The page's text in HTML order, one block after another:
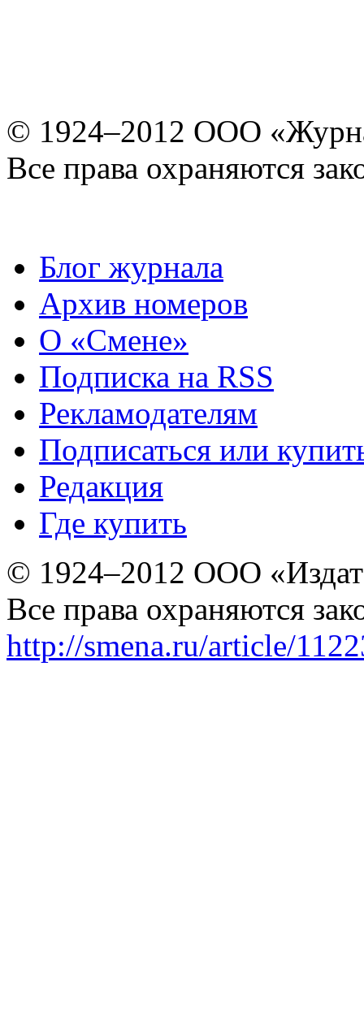
© 1924–2012 ООО
Все права охраняются
Блог журнала
Архив номеров
О «Смене»
Подписка на RSS
Рекламодателям
Подписаться или
Редакция
Где купить
© 1924–2012 ООО
Все права охраняются
http://smena.ru/article/